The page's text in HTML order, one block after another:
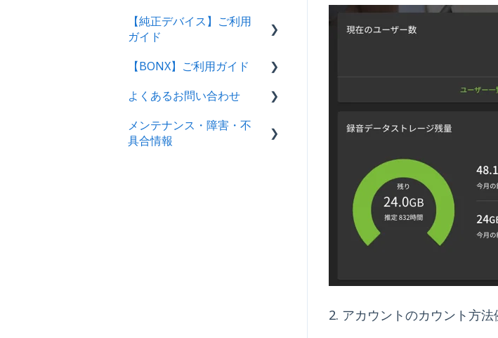
2. アカウントのカウント方法
管理者向け操作ガイド
イド｜ログイン方法
グループトークの始め方
成〜ログイン
管理コンソール操作ガイド
け】
【純正デバイス】ご利用
ガイド
BONX Stick
BONX BOOST
BONX mini
【BONX】ご利用ガイド
BONXアプリ利用案内
よくあるお問い合わせ
充電・電源関連
メンテナンス・障害・不
具合情報